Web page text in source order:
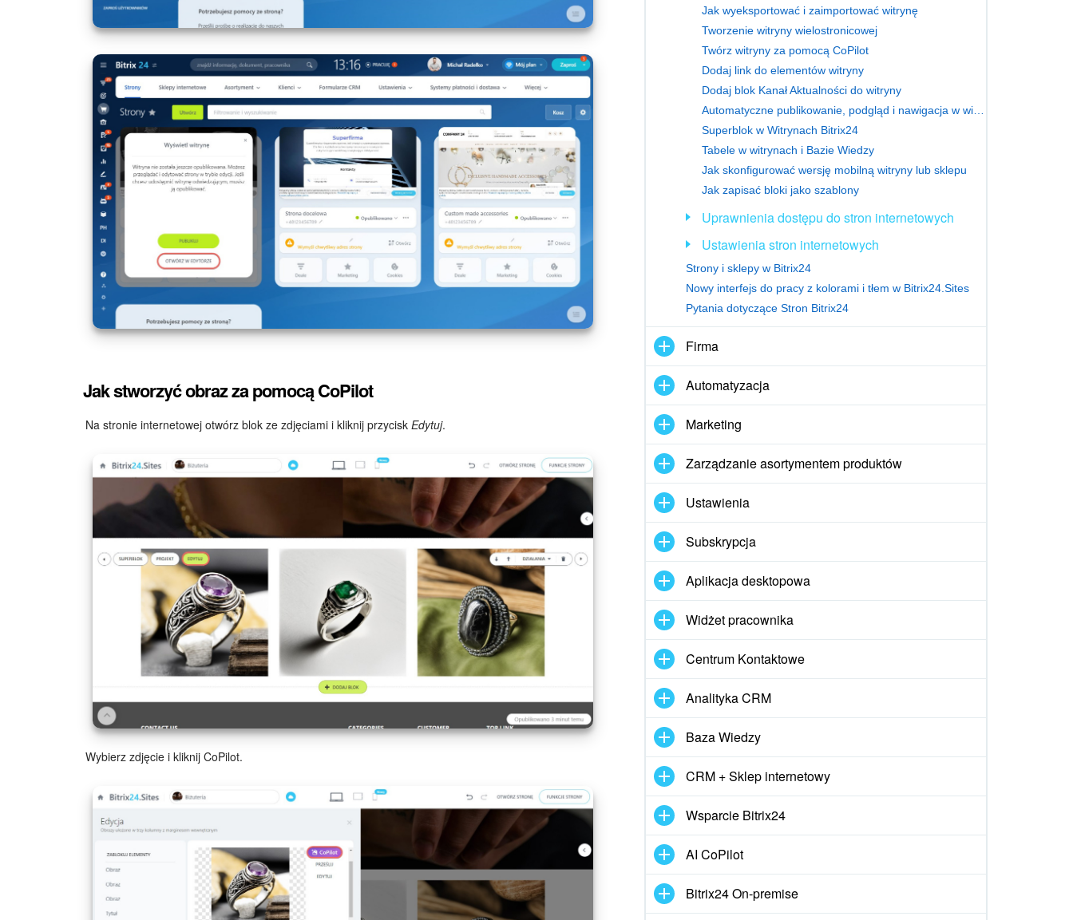
Jak stworzyć obraz za pomocą CoPilot
Na stronie internetowej otwórz blok ze zdjęciami i kliknij przycisk Edytuj.
Wybierz zdjęcie i kliknij CoPilot.
Jak wyeksportować i zaimportować witrynę
Tworzenie witryny wielostronicowej
Twórz witryny za pomocą CoPilot
Dodaj link do elementów witryny
Dodaj blok Kanał Aktualności do witryny
Superblok w Witrynach Bitrix24
Tabele w witrynach i Bazie Wiedzy
Jak skonfigurować wersję mobilną witryny lub sklepu
Jak zapisać bloki jako szablony
Uprawnienia dostępu do stron internetowych
Ustawienia stron internetowych
Strony i sklepy w Bitrix24
Nowy interfejs do pracy z kolorami i tłem w Bitrix24.Sites
Pytania dotyczące Stron Bitrix24
Firma
Automatyzacja
Marketing
Zarządzanie asortymentem produktów
Ustawienia
Subskrypcja
Aplikacja desktopowa
Widżet pracownika
Centrum Kontaktowe
Analityka CRM
Baza Wiedzy
CRM + Sklep internetowy
Wsparcie Bitrix24
AI CoPilot
Bitrix24 On-premise